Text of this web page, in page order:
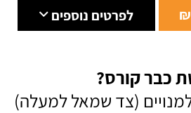
לפרטים נוספים
כבר קורס?
(צד שמאל למעלה)